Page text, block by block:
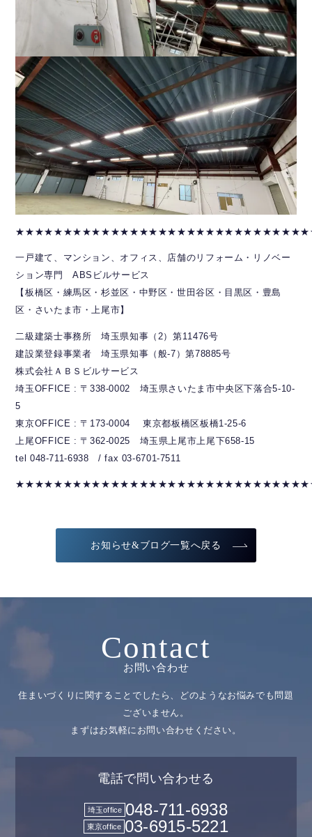
一戸建て、マンション、オフィス、店舗のリフォーム・リノベー
ション専門 ABSビルサービス
【板橋区・練馬区・杉並区・中野区・世田谷区・目黒区・豊島
区・さいたま市・上尾市】
二級建築士事務所 埼玉県知事（2）第11476号
建設業登録事業者 埼玉県知事（般-7）第78885号
株式会社ＡＢＳビルサービス
埼玉OFFICE : 〒338-0002 埼玉県さいたま市中央区下落合5-10-
5
東京OFFICE : 〒173-0004 東京都板橋区板橋1-25-6
上尾OFFICE : 〒362-0025 埼玉県上尾市上尾下658-15
tel 048-711-6938 / fax 03-6701-7511
お知らせ&ブログ一覧へ戻る
Contact
お問い合わせ
住まいづくりに関することでしたら、どのようなお悩みでも問題
ございません。
まずはお気軽にお問い合わせください。
電話で問い合わせる
埼玉office 048-711-6938
東京office 03-6915-5221